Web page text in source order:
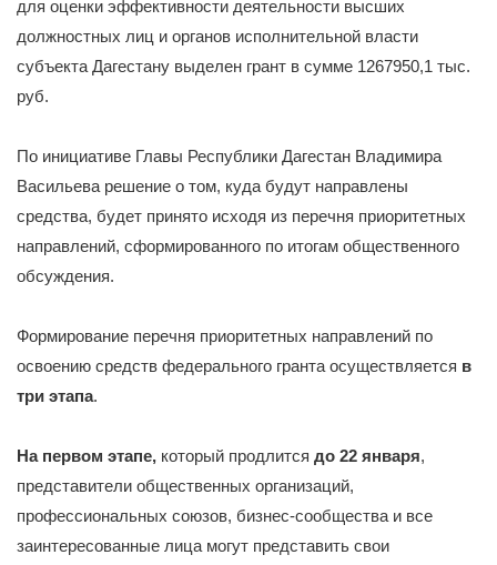
для оценки эффективности деятельности высших
должностных лиц и органов исполнительной власти
субъекта Дагестану выделен грант в сумме 1267950,1 тыс.
руб.
По инициативе Главы Республики Дагестан Владимира
Васильева решение о том, куда будут направлены
средства, будет принято исходя из перечня приоритетных
направлений, сформированного по итогам общественного
обсуждения.
Формирование перечня приоритетных направлений по
освоению средств федерального гранта осуществляется в
три этапа.
На первом этапе, который продлится до 22 января,
представители общественных организаций,
профессиональных союзов, бизнес-сообщества и все
заинтересованные лица могут представить свои